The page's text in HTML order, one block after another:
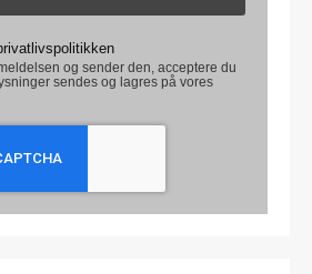
og sender den, acceptere du
sendes og lagres på vores